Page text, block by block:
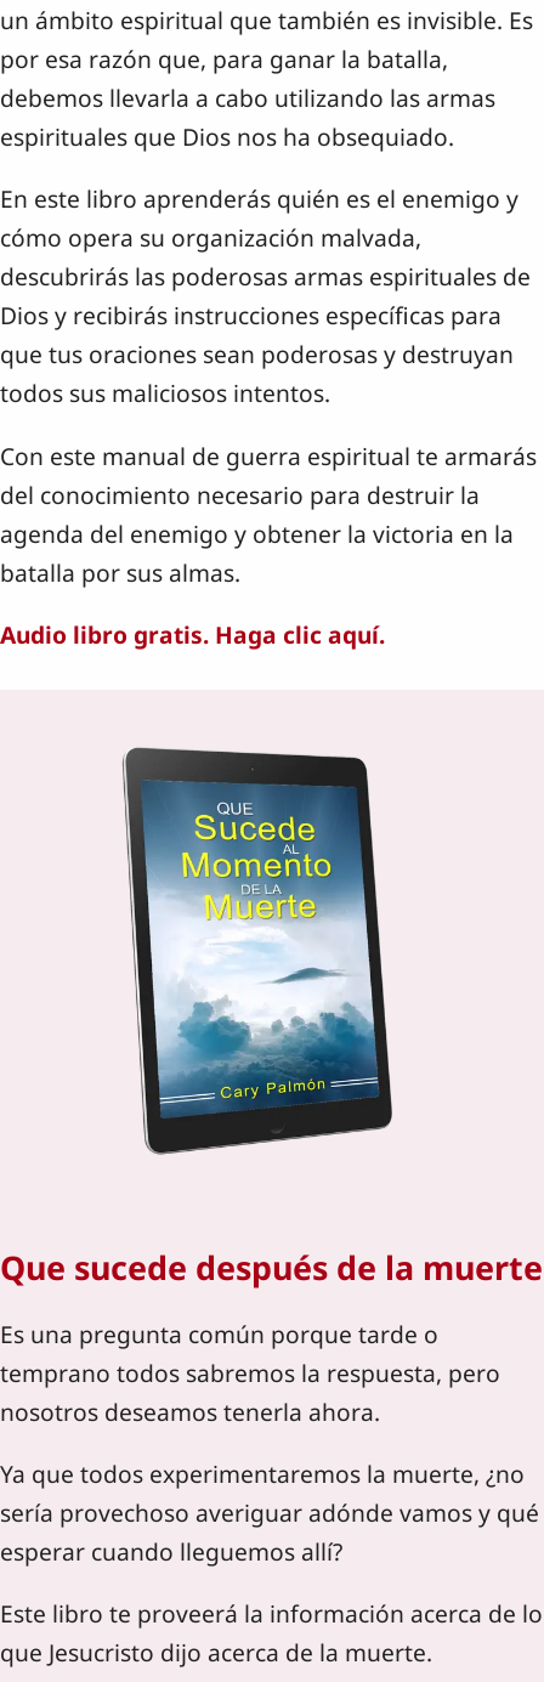
un ámbito espiritual que también es invisible. Es
por esa razón que, para ganar la batalla,
debemos llevarla a cabo utilizando las armas
espirituales que Dios nos ha obsequiado.
En este libro aprenderás quién es el enemigo y
cómo opera su organización malvada,
descubrirás las poderosas armas espirituales de
Dios y recibirás instrucciones específicas para
que tus oraciones sean poderosas y destruyan
todos sus maliciosos intentos.
Con este manual de guerra espiritual te armarás
del conocimiento necesario para destruir la
agenda del enemigo y obtener la victoria en la
batalla por sus almas.
Audio libro gratis. Haga clic aquí.
Que sucede después de la muerte
Es una pregunta común porque tarde o
temprano todos sabremos la respuesta, pero
nosotros deseamos tenerla ahora.
Ya que todos experimentaremos la muerte, ¿no
sería provechoso averiguar adónde vamos y qué
esperar cuando lleguemos allí?
Este libro te proveerá la información acerca de lo
que Jesucristo dijo acerca de la muerte.